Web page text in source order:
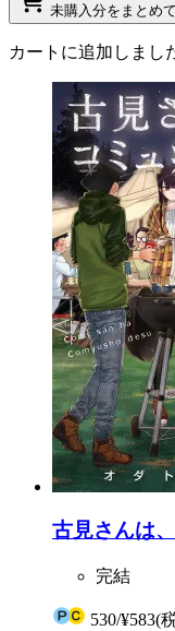
未購入分をまとめ
カートに追加しまし
古見さんは
完結
530/¥583(